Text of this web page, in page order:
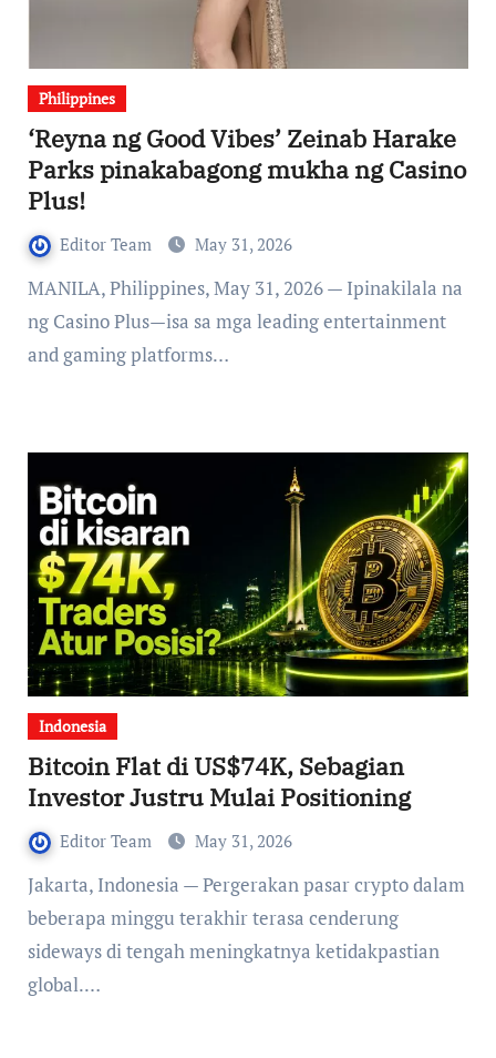
Philippines
‘Reyna ng Good Vibes’ Zeinab Harake
Parks pinakabagong mukha ng Casino
Plus!
Editor Team May 31, 2026
MANILA, Philippines, May 31, 2026 — Ipinakilala na
ng Casino Plus—isa sa mga leading entertainment
and gaming platforms…
Indonesia
Bitcoin Flat di US$74K, Sebagian
Investor Justru Mulai Positioning
Editor Team May 31, 2026
Jakarta, Indonesia — Pergerakan pasar crypto dalam
beberapa minggu terakhir terasa cenderung
sideways di tengah meningkatnya ketidakpastian
global.…